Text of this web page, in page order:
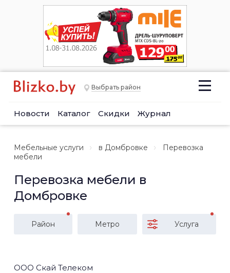
Выбрать район
Новости Каталог Скидки Журнал
Мебельные услуги в Домбровке
Перевозка
мебели
Перевозка мебели в
Домбровке
Район Метро Услуга
ООО Скай Телеком